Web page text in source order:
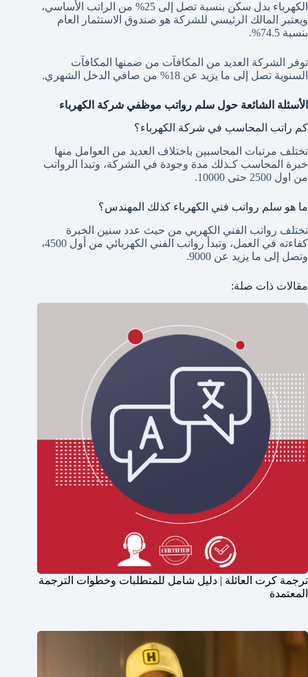
الكهرباء بدل سكن بنسبة تصل إلى 25% من الراتب الأساسي،
ويعتبر المالك الرئيسي للشركة هو صندوق الاستثمار العام
بنسبة 74.5%.
توفر الشركة العديد من المكافآت من ضمنها المكافآت
السنوية تصل إلى ما يزيد عن 18%
من صافي الدخل الشهري.
الأسئلة الشائعة حول سلم رواتب موظفي شركة الكهرباء
كم راتب المحاسب في شركة الكهرباء؟
تختلف مرتبات المحاسبين باختلاف العديد من العوامل منها
خبرة المحاسب كـذلك مدة وجودة في الشركة، وتبدا الرواتب
من اول 2500
حتى 10000.
ما هو سلم رواتب فني الكهرباء كذلك المهندس؟
تختلف رواتب الفني الكهربي من حيث عدد سنين الخبرة
كفاءته في العمل، وتبدأ رواتب الفني الكهربائي من أول 4500،
وتصل إلى ما يزيد عن 9000.
مقالات ذات صلة:
ترجمة كرت العائلة | دليل شامل للمتطلبات وخطوات الترجمة
المعتمدة